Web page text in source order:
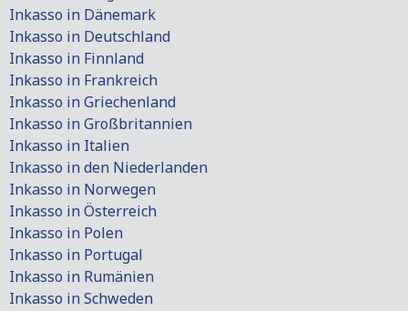
Inkasso in Dänemark
Inkasso in Deutschland
Inkasso in Finnland
Inkasso in Frankreich
Inkasso in Griechenland
Inkasso in Großbritannien
Inkasso in Italien
Inkasso in den Niederlanden
Inkasso in Norwegen
Inkasso in Österreich
Inkasso in Polen
Inkasso in Portugal
Inkasso in Rumänien
Inkasso in Schweden